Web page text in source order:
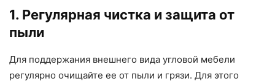
1. Регулярная чистка и защита от
пыли
Для поддержания внешнего вида угловой мебели
регулярно очищайте ее от пыли и грязи. Для этого